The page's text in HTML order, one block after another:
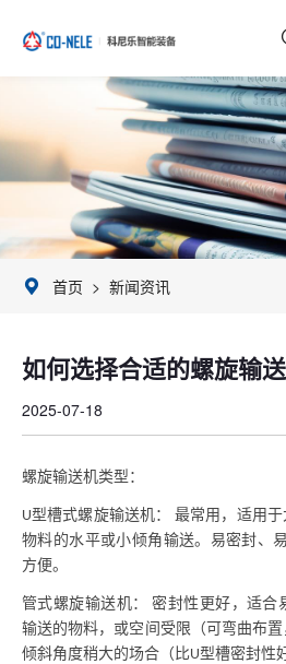
首页 > 新闻资讯
如何选择合适的螺旋输
2025-07-18
螺旋输送机类型：
U型槽式螺旋输送机： 最常用，适用
物料的水平或小倾角输送。易密封、
方便。
管式螺旋输送机：
密封性更好，适合
输送的物料，或空间受限（可弯曲布
倾斜角度稍大的场合（比U型槽密封性